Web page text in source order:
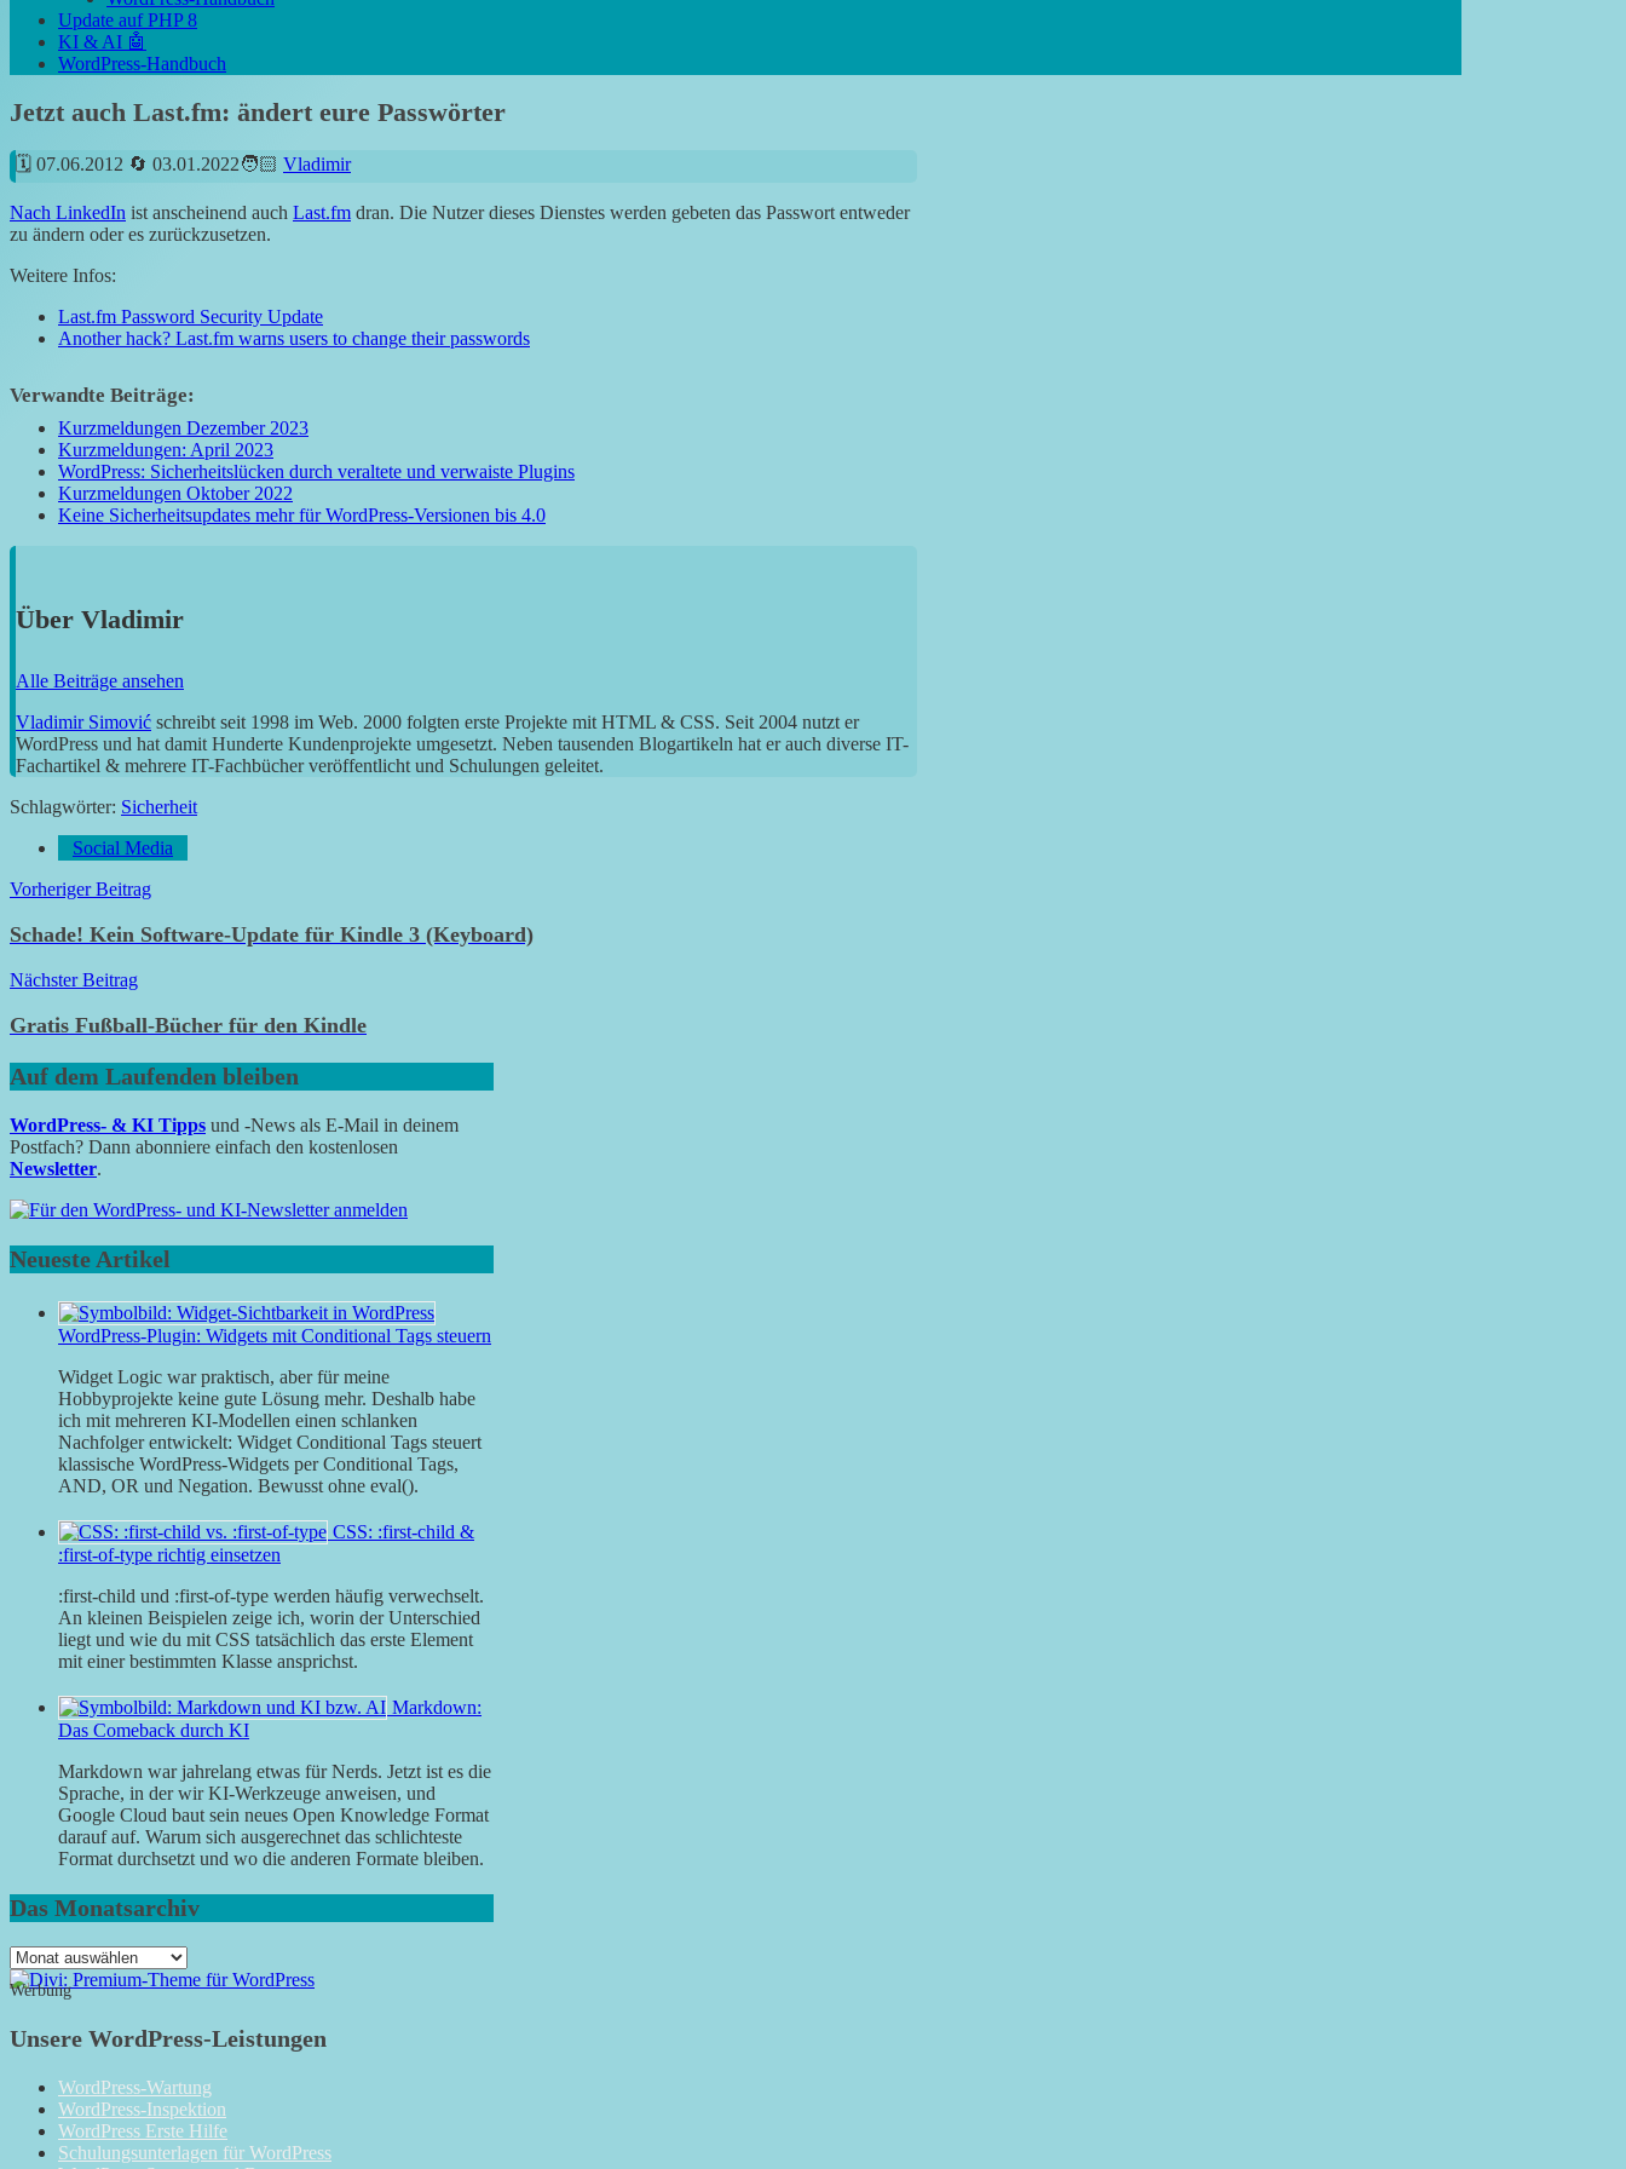
Update auf PHP 8
KI & AI 🤖
WordPress-Handbuch
Jetzt auch Last.fm: ändert eure Passwörter
07.06.2012 03.01.2022 Vladimir
Nach LinkedIn ist anscheinend auch Last.fm dran. Die Nutzer dieses Dienstes werden gebeten das Passwort entweder
zu ändern oder es zurückzusetzen.
Weitere Infos:
Last.fm Password Security Update
Another hack? Last.fm warns users to change their passwords
Verwandte Beiträge:
Kurzmeldungen Dezember 2023
Kurzmeldungen: April 2023
WordPress: Sicherheitslücken durch veraltete und verwaiste Plugins
Kurzmeldungen Oktober 2022
Keine Sicherheitsupdates mehr für WordPress-Versionen bis 4.0
Über Vladimir
Alle Beiträge ansehen
Vladimir Simović schreibt seit 1998 im Web. 2000 folgten erste Projekte mit HTML & CSS. Seit 2004 nutzt er
WordPress und hat damit Hunderte Kundenprojekte umgesetzt. Neben tausenden Blogartikeln hat er auch diverse IT-
Fachartikel & mehrere IT-Fachbücher veröffentlicht und Schulungen geleitet.
Schlagwörter: Sicherheit
Social Media
Beitragsnavigation
Vorheriger Beitrag
Schade! Kein Software-Update für Kindle 3 (Keyboard)
Nächster Beitrag
Gratis Fußball-Bücher für den Kindle
Auf dem Laufenden bleiben
WordPress- & KI Tipps und -News als E-Mail in deinem
Postfach? Dann abonniere einfach den kostenlosen
Newsletter.
Neueste Artikel
WordPress-Plugin: Widgets mit Conditional Tags steuern
Widget Logic war praktisch, aber für meine
Hobbyprojekte keine gute Lösung mehr. Deshalb habe
ich mit mehreren KI-Modellen einen schlanken
Nachfolger entwickelt: Widget Conditional Tags steuert
klassische WordPress-Widgets per Conditional Tags,
AND, OR und Negation. Bewusst ohne eval().
CSS: :first-child &
:first-of-type richtig einsetzen
:first-child und :first-of-type werden häufig verwechselt.
An kleinen Beispielen zeige ich, worin der Unterschied
liegt und wie du mit CSS tatsächlich das erste Element
mit einer bestimmten Klasse ansprichst.
Markdown:
Das Comeback durch KI
Markdown war jahrelang etwas für Nerds. Jetzt ist es die
Sprache, in der wir KI-Werkzeuge anweisen, und
Google Cloud baut sein neues Open Knowledge Format
darauf auf. Warum sich ausgerechnet das schlichteste
Format durchsetzt und wo die anderen Formate bleiben.
Das Monatsarchiv
Das
Monatsarchiv
Werbung
Unsere WordPress-Leistungen
WordPress-Wartung
WordPress-Inspektion
WordPress Erste Hilfe
Schulungsunterlagen für WordPress